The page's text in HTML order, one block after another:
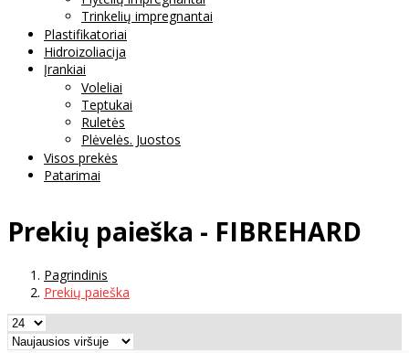
Trinkelių impregnantai
Plastifikatoriai
Hidroizoliacija
Įrankiai
Voleliai
Teptukai
Ruletės
Plėvelės. Juostos
Visos prekės
Patarimai
Prekių paieška - FIBREHARD
Pagrindinis
Prekių paieška